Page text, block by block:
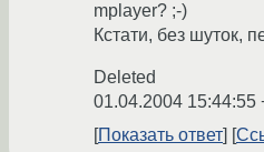
mplayer? ;-)
Кстати, без шуток,
Deleted
01.04.2004 15:44:55
Показать ответ